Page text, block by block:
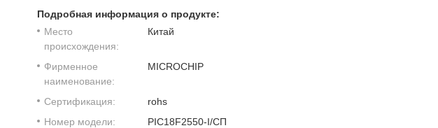
Подробная информация о продукте:
Место
происхождения:
Китай
Фирменное
наименование:
MICROCHIP
Сертификация:
rohs
Номер модели:
PIC18F2550-I/СП